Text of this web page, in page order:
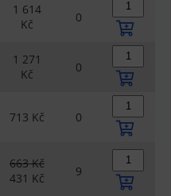
1 614
Kč
0
1 271
Kč
0
713 Kč 0
663 Kč
431 Kč
9